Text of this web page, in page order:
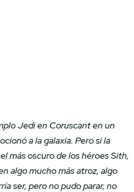
Jedi en Coruscant en un
a la galaxia. Pero si la
más oscuro de los héroes Sith,
algo mucho más atroz, algo
ser, pero no pudo parar, no